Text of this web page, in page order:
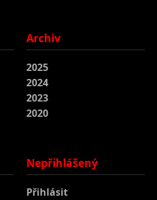
Archiv
2025
2024
2023
2020
Nepřihlášený
Přihlásit